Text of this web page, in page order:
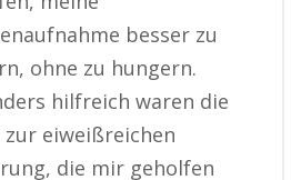
besser zu
ohne zu hungern.
hilfreich waren die
eiweißreichen
die mir geholfen